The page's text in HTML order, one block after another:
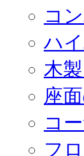
コ
ハ
木
座
コ
フ